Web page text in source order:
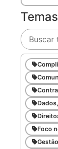
Temas
Foco